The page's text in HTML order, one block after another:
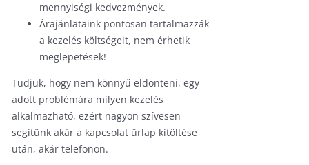
mennyiségi kedvezmények.
Árajánlataink pontosan tartalmazzák
a kezelés költségeit, nem érhetik
meglepetések!
Tudjuk, hogy nem könnyű eldönteni, egy
adott problémára milyen kezelés
alkalmazható, ezért nagyon szívesen
segítünk akár a kapcsolat űrlap kitöltése
után, akár telefonon.